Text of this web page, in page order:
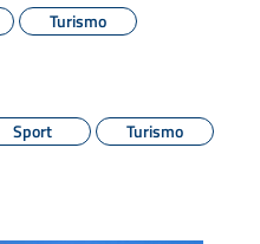
Turismo
Sport Turismo